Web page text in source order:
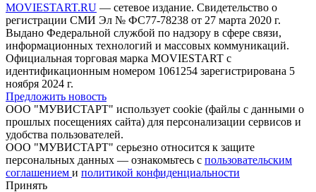
MOVIESTART.RU — сетевое издание. Свидетельство о
регистрации СМИ Эл № ФС77-78238 от 27 марта 2020 г.
Выдано Федеральной службой по надзору в сфере связи,
информационных технологий и массовых коммуникаций.
Официальная торговая марка MOVIESTART с
идентификационным номером 1061254 зарегистрирована 5
ноября 2024 г.
Предложить новость
ООО "МУВИСТАРТ" использует cookie (файлы с данными о
прошлых посещениях сайта) для персонализации сервисов и
удобства пользователей.
ООО "МУВИСТАРТ" серьезно относится к защите
персональных данных — ознакомьтесь с пользовательским
соглашением и политикой конфиденциальности
Принять